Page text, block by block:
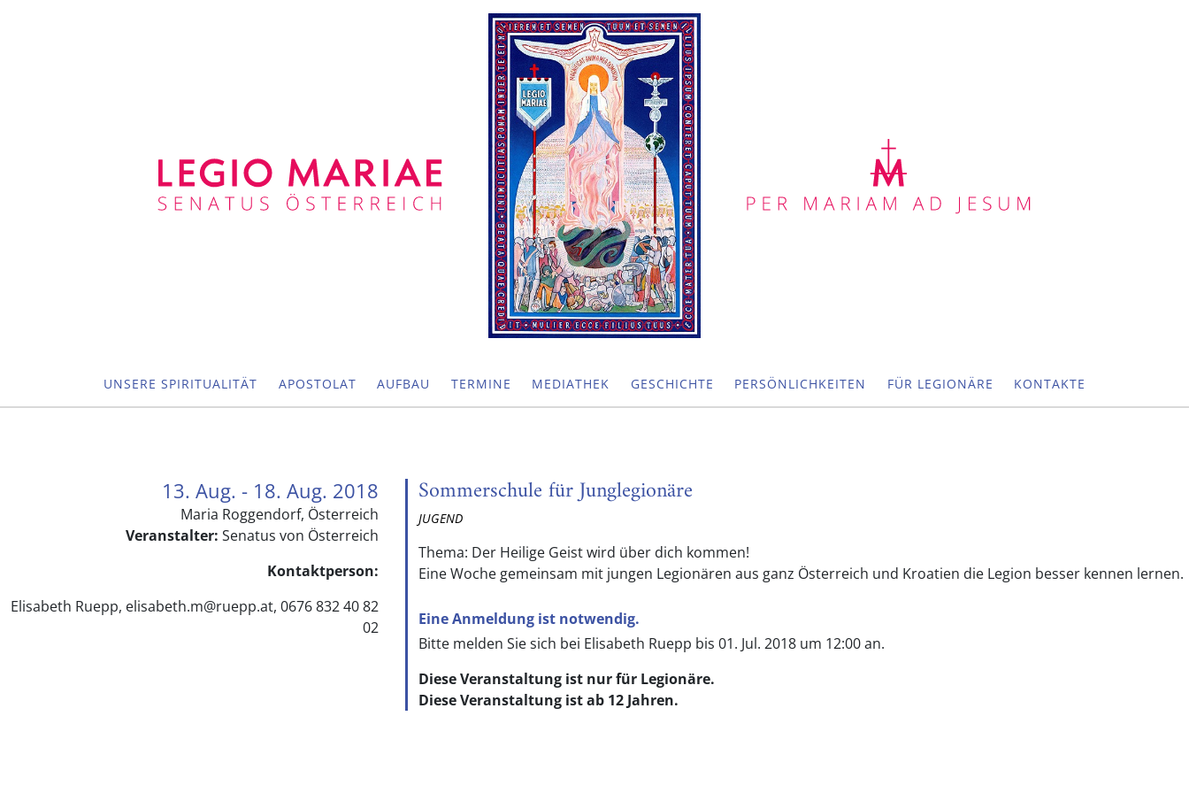
UNSERE SPIRITUALITÄT APOSTOLAT AUFBAU TERMINE MEDIATHEK GESCHICHTE PERSÖNLICHKEITEN FÜR LEGIONÄRE KONTAKTE
13. Aug. - 18. Aug. 2018
Maria Roggendorf, Österreich
Veranstalter: Senatus von Österreich
Kontaktperson:
Elisabeth Ruepp, elisabeth.m@ruepp.at, 0676 832 40 82
02
Sommerschule für Junglegionäre
JUGEND
Thema: Der Heilige Geist wird über dich kommen!
Eine Woche gemeinsam mit jungen Legionären aus ganz Österreich und Kroatien die Legion besser kennen lernen.
Eine Anmeldung ist notwendig.
Bitte melden Sie sich bei Elisabeth Ruepp bis 01. Jul. 2018 um 12:00 an.
Diese Veranstaltung ist nur für Legionäre.
Diese Veranstaltung ist ab 12 Jahren.